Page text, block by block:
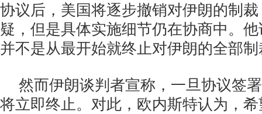
协议后，美国将逐步撤销对伊朗的制
疑，但是具体实施细节仍在协商中。
并不是从最开始就终止对伊朗的全部制
然而伊朗谈判者宣称，一旦协议签
将立即终止。对此，欧内斯特认为，